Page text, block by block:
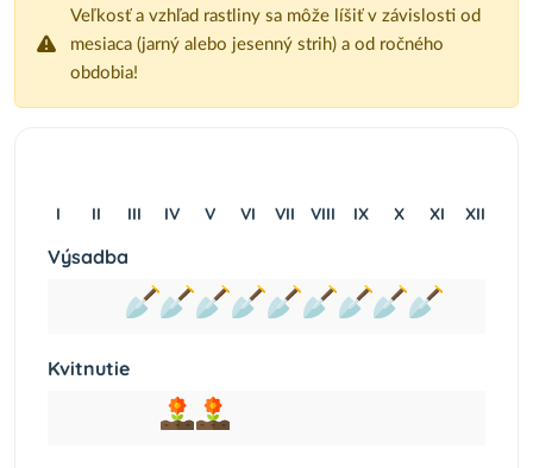
Veľkosť a vzhľad rastliny sa môže líšiť v závislosti od
mesiaca (jarný alebo jesenný strih) a od ročného
obdobia!
I II III IV V VI VII VIII IX X XI XII
Výsadba
Kvitnutie